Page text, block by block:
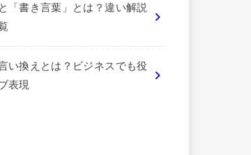
「書き言葉」とは？違い解説
い換えとは？ビジネスでも役
表現